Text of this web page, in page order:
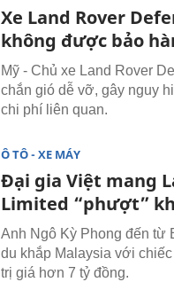
Xe Land Rover
không được bảo
Mỹ - Chủ xe Land Rover
chắn gió dễ vỡ, gây nguy
chi phí liên quan.
Ô TÔ - XE MÁY
Đại gia Việt mang
Limited “phượt”
Anh Ngô Kỳ Phong đến từ
du khắp Malaysia với
trị giá hơn 7 tỷ đồng.